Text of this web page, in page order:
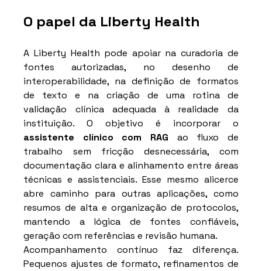
O papel da Liberty Health
A Liberty Health pode apoiar na curadoria de
fontes autorizadas, no desenho de
interoperabilidade, na definição de formatos
de texto e na criação de uma rotina de
validação clínica adequada à realidade da
assistente clínico com RAG ao fluxo de
trabalho sem fricção desnecessária, com
documentação clara e alinhamento entre áreas
técnicas e assistenciais. Esse mesmo alicerce
abre caminho para outras aplicações, como
resumos de alta e organização de protocolos,
mantendo a lógica de fontes confiáveis,
geração com referências e revisão humana.
Acompanhamento contínuo faz diferença.
Pequenos ajustes de formato, refinamentos de